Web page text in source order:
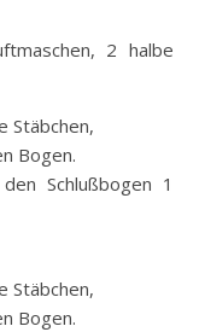
2 halbe
Stäbchen,
Bogen.
Schlußbogen 1
Stäbchen,
Bogen.